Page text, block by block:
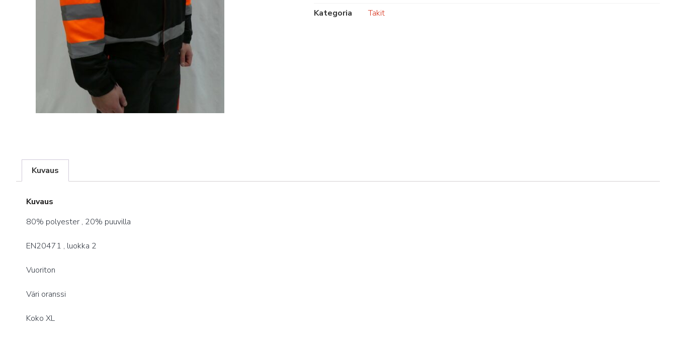
Kategoria
Takit
Kuvaus
Kuvaus
80% polyester , 20% puuvilla
EN20471 , luokka 2
Vuoriton
Väri oranssi
Koko XL